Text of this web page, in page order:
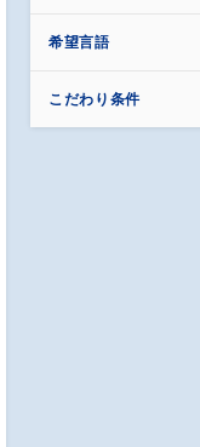
希望言語
こだわり条件